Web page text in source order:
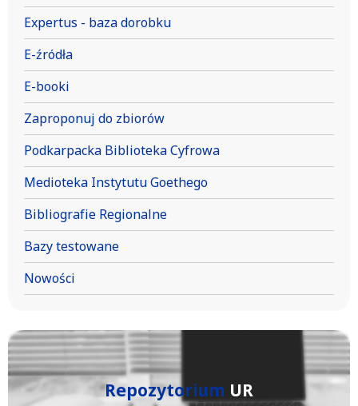
Expertus - baza dorobku
E-źródła
E-booki
Zaproponuj do zbiorów
Podkarpacka Biblioteka Cyfrowa
Medioteka Instytutu Goethego
Bibliografie Regionalne
Bazy testowane
Nowości
Repozytorium UR